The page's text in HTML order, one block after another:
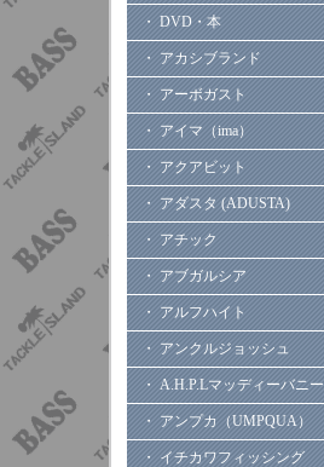
・ DVD・本
・ アカシブランド
・ アーボガスト
・ アイマ（ima）
・ アクアビット
・ アダスタ (ADUSTA)
・ アチック
・ アブガルシア
・ アルフハイト
・ アンクルジョッシュ
・ A.H.P.Lマッディーバニー
・ アンプカ（UMPQUA）
・ イチカワフィッシング